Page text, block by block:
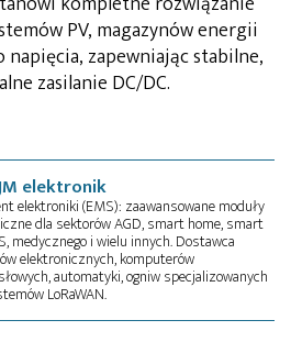
PV, magazynów energii
zapewniając stabilne,
zasilanie DC/DC.
elektronik
elektroniki (EMS): zaawansowane moduły
dla sektorów AGD, smart home, smart
medycznego i wielu innych. Dostawca
elektronicznych, komputerów
automatyki, ogniw specjalizowanych
LoRaWAN.